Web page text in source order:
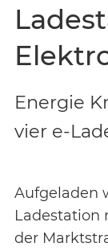
Energie
vier e-
Aufgeladen
Ladestation
der